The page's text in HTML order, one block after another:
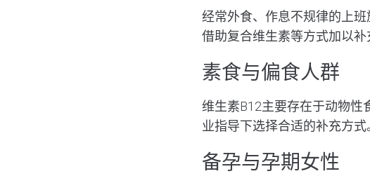
经常外食、作息不规律的上
借助复合维生素等方式加以补
素食与偏食人群
维生素B12主要存在于动物性
业指导下选择合适的补充方式
备孕与孕期女性